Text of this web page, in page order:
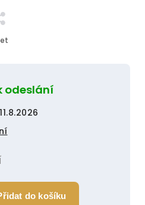
do košíku
odeslání
11.8.2026